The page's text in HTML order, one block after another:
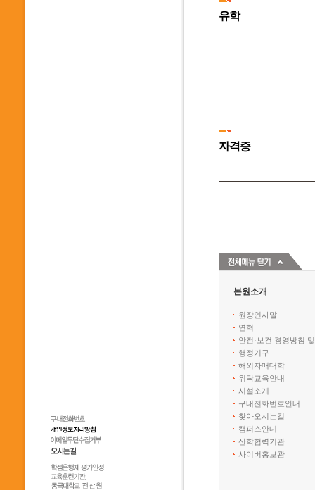
유학
자격증
본원소개
원장인사말
연혁
안전·보건 경영방침
행정기구
해외자매대학
위탁교육안내
시설소개
구내전화번호안내
찾아오시는길
캠퍼스안내
산학협력기관
사이버홍보관